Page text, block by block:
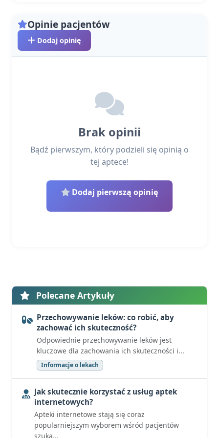
Opinie pacjentów
Dodaj opinię
Brak opinii
Bądź pierwszym, który podzieli się opinią o
tej aptece!
Dodaj pierwszą opinię
Polecane Artykuły
Przechowywanie leków: co robić, aby
zachować ich skuteczność?
Odpowiednie przechowywanie leków jest
kluczowe dla zachowania ich skuteczności i...
Informacje o lekach
Jak skutecznie korzystać z usług aptek
internetowych?
Apteki internetowe stają się coraz
popularniejszym wyborem wśród pacjentów
szuka...